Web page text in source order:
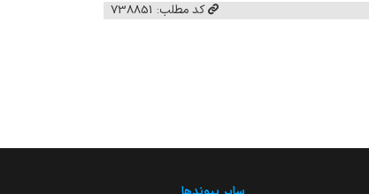
کد مطلب: 738851